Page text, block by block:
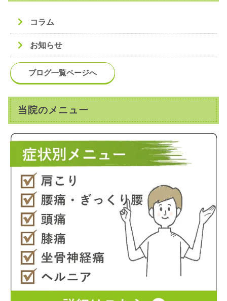
コラム
お知らせ
ブログ一覧ページへ
当院のメニュー